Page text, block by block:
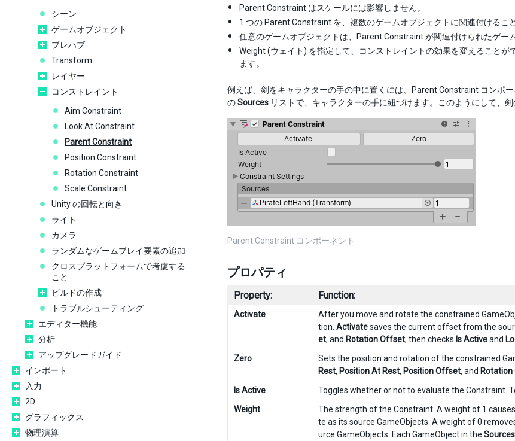
シーン
ゲームオブジェクト
プレハブ
Transform
レイヤー
コンストレイント
Aim Constraint
Look At Constraint
Parent Constraint
Position Constraint
Rotation Constraint
Scale Constraint
Unity の回転と向き
ライト
カメラ
ランダムなゲームプレイ要素の追加
クロスプラットフォームで考慮する
こと
ビルドの作成
トラブルシューティング
エディター機能
分析
アップグレードガイド
インポート
入力
2D
グラフィックス
物理演算
Parent Constraint はスケールには影響しません。
1 つの Parent Constraint を、複数のゲームオブジェクトに関連付けるこ
任意のゲームオブジェクトは、Parent Constraint が関連付けられたゲー
Weight (ウェイト) を指定して、コンストレイントの効果を変えること
ます。
例えば、剣をキャラクターの手の中に置くには、Parent Constraint コンポ
のSources リストで、キャラクターの手に紐づけます。このようにして、
Parent Constraint コンポーネント
プロパティ
Property: Function:
Activate After you move and rotate the constrained
tion. Activatesaves the current offset from the
et, and Rotation Offset, then checks Is Activeand
Zero
Sets the position and rotation of the constrained
Rest, Position At Rest, Position Offset, and
Is Active
Toggles whether or not to evaluate the Constraint.
Weight
The strength of the Constraint. A weight of 1
te as its source GameObjects. A weight of 0
urce GameObjects. Each GameObject in the Sources